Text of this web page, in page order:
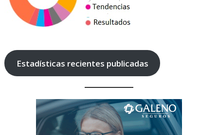
Estadísticas recientes publicadas